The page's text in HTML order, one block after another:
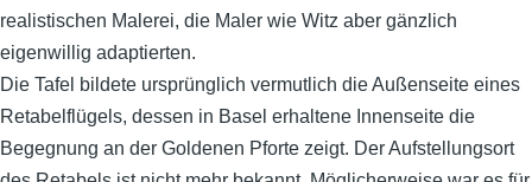
realistischen Malerei, die Maler wie Witz aber gänzlich
eigenwillig adaptierten.
Die Tafel bildete ursprünglich vermutlich die Außenseite eines
Retabelflügels, dessen in Basel erhaltene Innenseite die
Begegnung an der Goldenen Pforte zeigt. Der Aufstellungsort